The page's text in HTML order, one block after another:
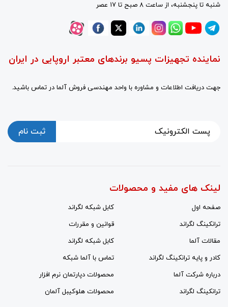
شنبه تا پنجشنبه، از ساعت 8 صبح تا 17 عصر
نماینده تجهیزات پسیو برندهای معتبر اروپایی در ایران
جهت دریافت اطلاعات و مشاوره با واحد مهندسی فروش آلما در تماس باشید.
ثبت نام
لینک های مفید و محصولات
صفحه اول
کابل شبکه لگراند
ترانکینگ لگراند
قوانین و مقررات
مقالات آلما
کابل شبکه لگراند
کادر و پایه ترانکینگ لگراند
تماس با آلما شبکه
درباره شرکت آلما
محصولات دپارتمان نرم افزار
ترانکینگ لگراند
محصولات هلوکیبل آلمان